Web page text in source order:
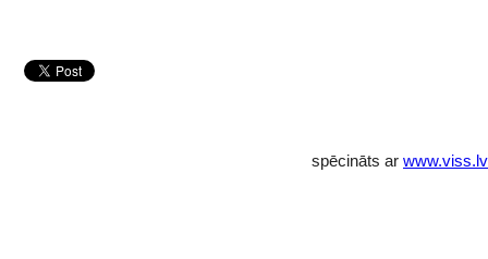
spēcināts ar www.viss.lv